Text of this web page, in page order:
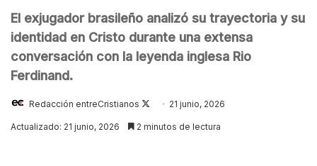
El exjugador brasileño analizó su trayectoria y su
identidad en Cristo durante una extensa
conversación con la leyenda inglesa Rio
Ferdinand.
Redacción entreCristianos
Follow21 junio, 2026
Actualizado: 21 junio, 2026 2 minutos de lectura